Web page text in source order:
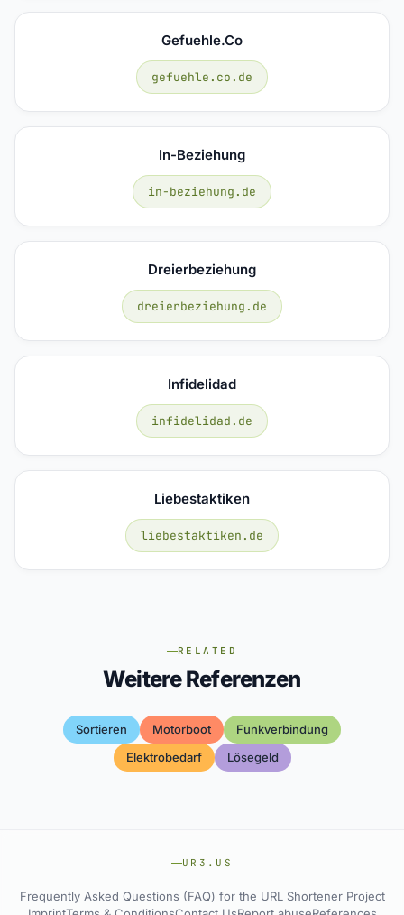
Gefuehle.co
gefuehle.co.de
In-Beziehung
in-beziehung.de
Dreierbeziehung
dreierbeziehung.de
Infidelidad
infidelidad.de
Liebestaktiken
liebestaktiken.de
RELATED
Weitere Referenzen
Sortieren Motorboot
Funkverbindung
Elektrobedarf
Lösegeld
UR3.US
Frequently Asked Questions (FAQ) for the URL Shortener Project